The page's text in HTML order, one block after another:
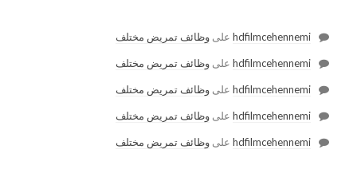
hdfilmcehennemi على وظائف تمريض مختلف
hdfilmcehennemi على وظائف تمريض مختلف
hdfilmcehennemi على وظائف تمريض مختلف
hdfilmcehennemi على وظائف تمريض مختلف
hdfilmcehennemi على وظائف تمريض مختلف